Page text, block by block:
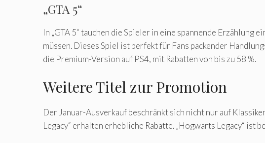
„GTA 5“
In „GTA 5“ tauchen die Spieler in eine spannende
müssen. Dieses Spiel ist perfekt für Fans packender
die Premium-Version auf PS4, mit Rabatten von bis zu 58 %.
Weitere Titel zur Promotion
Der Januar-Ausverkauf beschränkt sich nicht nur auf
Legacy“ erhalten erhebliche Rabatte. „Hogwarts Legacy“